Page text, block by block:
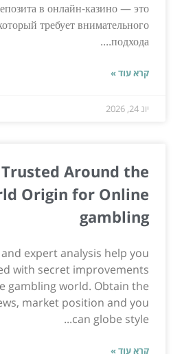
в онлайн-казино — это
требует внимательного
подхода....
קרא עוד »
יונ 24, 2026
Around the
Origin for Online
gambling
expert analysis help you
with secret improvements
gambling world. Obtain the
market position and you
can globe style...
קרא עוד »